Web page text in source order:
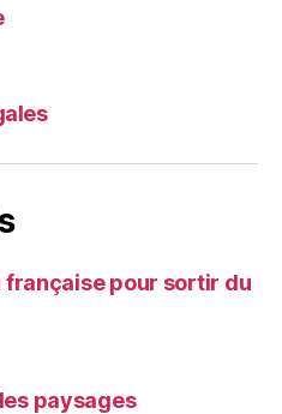
française pour sortir du
paysages